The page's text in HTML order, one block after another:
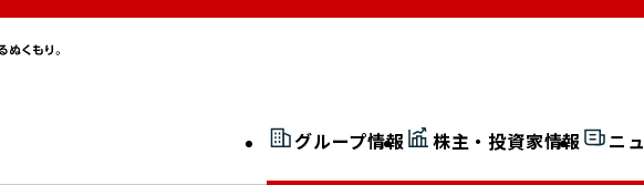
グループ情報 株主・投資家情報 ニ